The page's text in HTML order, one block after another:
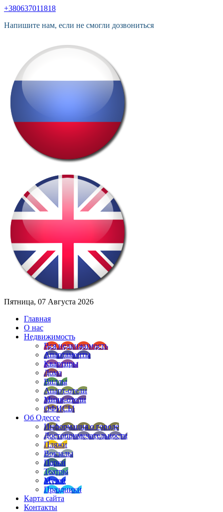
+380637011818
Напишите нам, если не смогли дозвониться
Пятница, 07 Августа 2026
Главная
О нас
Недвижимость
Вся недвижимость
Апартаменты
Квартиры
Дома
Виллы
Апарт-отели
Мини-отели
ОФИСЫ
Об Одессе
Информация о городе
Достопримечательности
Пляжи
Вокзалы
Парки
Театры
Музеи
Праздники
Карта сайта
Контакты